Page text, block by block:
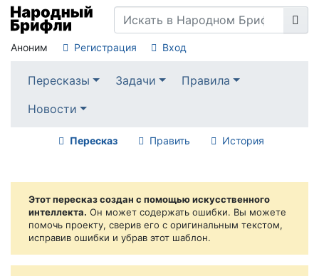
Аноним Регистрация Вход
Пересказы Задачи
Правила
Новости
Пересказ Править История
Этот пересказ создан с помощью искусственного
интеллекта. Он может содержать ошибки. Вы можете
помочь проекту, сверив его с оригинальным текстом,
исправив ошибки и убрав этот шаблон.